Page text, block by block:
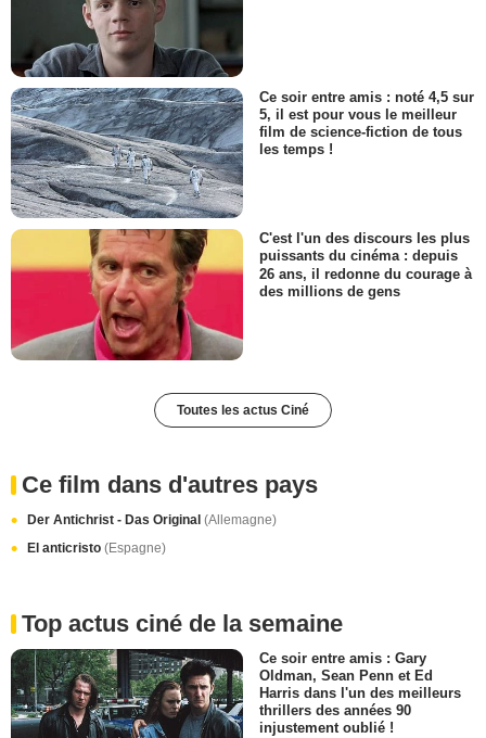
Ce soir entre amis : noté 4,5 sur
5, il est pour vous le meilleur
film de science-fiction de tous
les temps !
C'est l'un des discours les plus
puissants du cinéma : depuis
26 ans, il redonne du courage à
des millions de gens
Toutes les actus Ciné
Ce film dans d'autres pays
Der Antichrist - Das Original (Allemagne)
El anticristo (Espagne)
Top actus ciné de la semaine
Ce soir entre amis : Gary
Oldman, Sean Penn et Ed
Harris dans l'un des meilleurs
thrillers des années 90
injustement oublié !